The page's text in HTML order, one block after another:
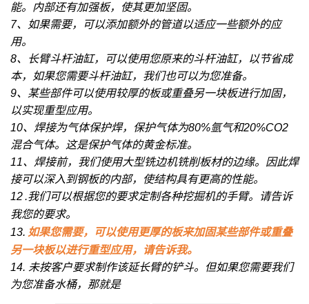
能。内部还有加强板，使其更加坚固。
7、如果需要，可以添加额外的管道以适应一些额外的应
用。
8、长臂斗杆油缸，可以使用您原来的斗杆油缸，以节省成
本，如果您需要斗杆油缸，我们也可以为您准备。
9、某些部件可以使用较厚的板或重叠另一块板进行加固，
以实现重型应用。
10、焊接为气体保护焊，保护气体为80%氩气和20%CO2
混合气体。这是保护气体的黄金标准。
11、焊接前，我们使用大型铣边机铣削板材的边缘。因此焊
接可以深入到钢板的内部，使结构具有更高的性能。
12.我们可以根据您的要求定制各种挖掘机的手臂。请告诉
我您的要求。
13. 如果您需要，可以使用更厚的板来加固某些部件或重叠
另一块板以进行重型应用，请告诉我。
14. 未按客户要求制作该延长臂的铲斗。但如果您需要我们
为您准备水桶，那就是